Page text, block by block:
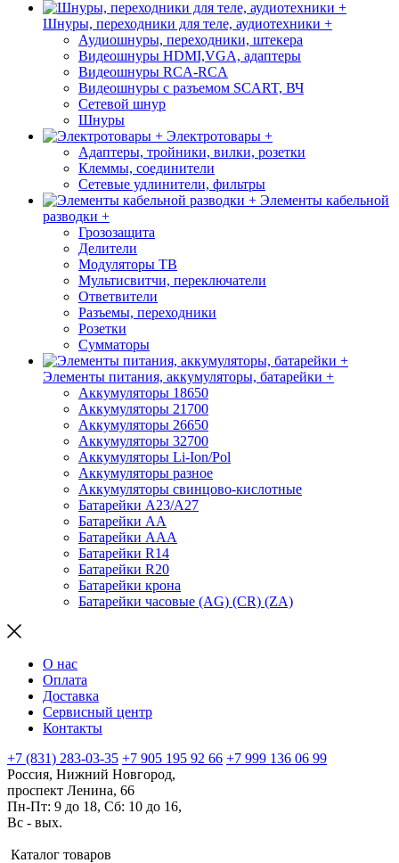
Шнуры, переходники для теле, аудиотехники +
Аудиошнуры, переходники, штекера
Видеошнуры HDMI,VGA, адаптеры
Видеошнуры RCA-RCA
Видеошнуры с разъемом SCART, ВЧ
Сетевой шнур
Шнуры
Электротовары +
Адаптеры, тройники, вилки, розетки
Клеммы, соединители
Сетевые удлинители, фильтры
Элементы кабельной
разводки +
Грозозащита
Делители
Модуляторы ТВ
Мультисвитчи, переключатели
Ответвители
Разъемы, переходники
Розетки
Сумматоры
Элементы питания, аккумуляторы, батарейки +
Аккумуляторы 18650
Аккумуляторы 21700
Аккумуляторы 26650
Аккумуляторы 32700
Аккумуляторы Li-Ion/Pol
Аккумуляторы разное
Аккумуляторы свинцово-кислотные
Батарейки A23/A27
Батарейки AA
Батарейки AAA
Батарейки R14
Батарейки R20
Батарейки крона
Батарейки часовые (AG) (CR) (ZA)
О нас
Оплата
Доставка
Сервисный центр
Контакты
+7 (831) 283-03-35 +7 905 195 92 66 +7 999 136 06 99
Россия, Нижний Новгород,
проспект Ленина, 66
Пн-Пт: 9 до 18, Сб: 10 до 16,
Вс - вых.
Каталог товаров